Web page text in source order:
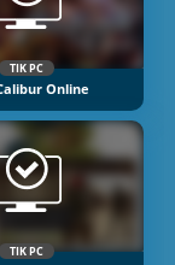
TIK PC
Online
TIK PC